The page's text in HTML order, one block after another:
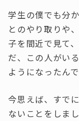
学生の僕でも分
とのやり取りや
子を間近で見て
だ、この人がい
ようになったんで
今思えば、すで
ないことをしま